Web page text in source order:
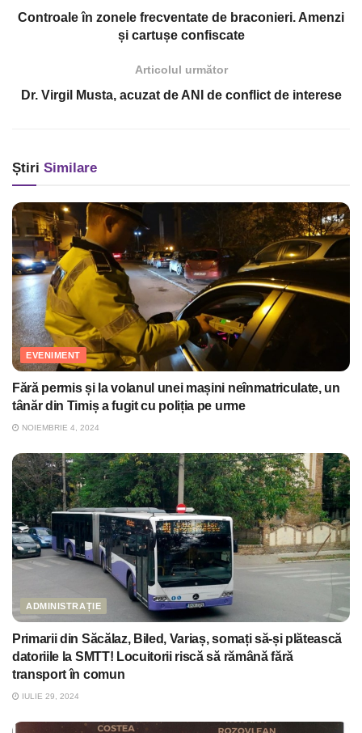
Controale în zonele frecventate de braconieri. Amenzi
și cartușe confiscate
Articolul următor
Dr. Virgil Musta, acuzat de ANI de conflict de interese
Știri Similare
EVENIMENT
Fără permis și la volanul unei mașini neînmatriculate, un
tânăr din Timiș a fugit cu poliția pe urme
NOIEMBRIE 4, 2024
ADMINISTRAȚIE
Primarii din Săcălaz, Biled, Variaș, somați să-și plătească
datoriile la SMTT! Locuitorii riscă să rămână fără
transport în comun
IULIE 29, 2024